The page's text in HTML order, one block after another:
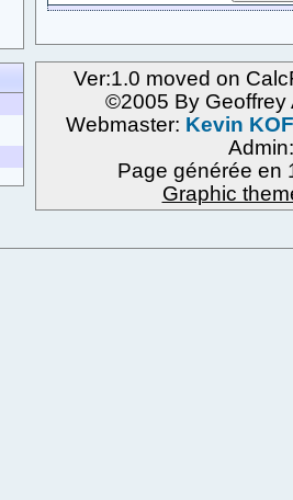
Ver:1.0 moved on
©2005 By Geoffrey
Webmaster: Kevin
Page générée en
Graphic